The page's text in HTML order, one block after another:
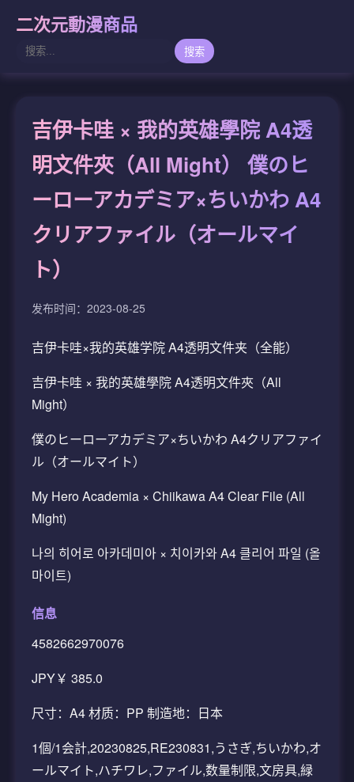
二次元動漫商品
搜索
吉伊卡哇 × 我的英雄學院 A4透
明文件夾（All Might） 僕のヒ
ーローアカデミア×ちいかわ A4
クリアファイル（オールマイ
ト）
发布时间：2023-08-25
吉伊卡哇×我的英雄学院 A4透明文件夹（全能）
吉伊卡哇 × 我的英雄學院 A4透明文件夾（All
Might）
僕のヒーローアカデミア×ちいかわ A4クリアファイ
ル（オールマイト）
My Hero Academia × Chiikawa A4 Clear File (All
Might)
나의 히어로 아카데미아 × 치이카와 A4 클리어 파일 (올
마이트)
信息
4582662970076
JPY￥ 385.0
尺寸：A4 材质：PP 制造地：日本
1個/1会計,20230825,RE230831,うさぎ,ちいかわ,オ
ールマイト,ハチワレ,ファイル,数量制限,文房具,緑